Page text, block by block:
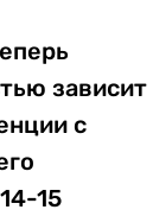
зависит
с
15